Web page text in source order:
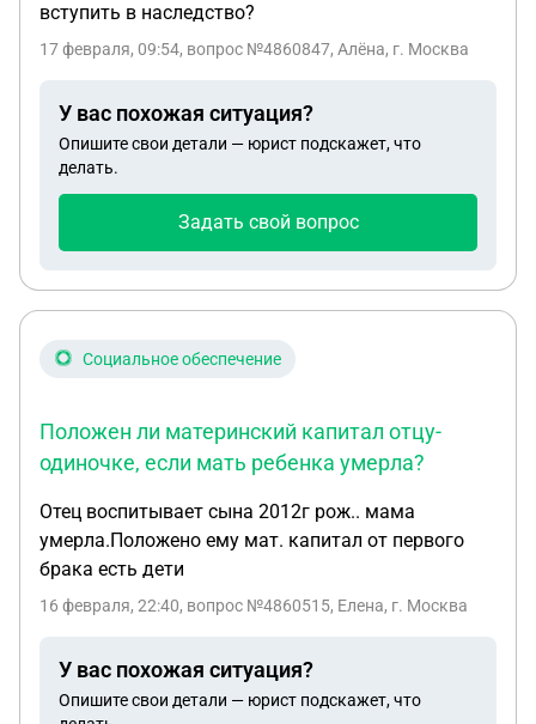
вступить в наследство?
17 февраля, 09:54, вопрос №4860847, Алёна, г. Москва
У вас похожая ситуация?
Опишите свои детали — юрист подскажет, что
делать.
Задать свой вопрос
Социальное обеспечение
Положен ли материнский капитал отцу-
одиночке, если мать ребенка умерла?
Отец воспитывает сына 2012г рож.. мама
умерла.Положено ему мат. капитал от первого
брака есть дети
16 февраля, 22:40, вопрос №4860515, Елена, г. Москва
У вас похожая ситуация?
Опишите свои детали — юрист подскажет, что